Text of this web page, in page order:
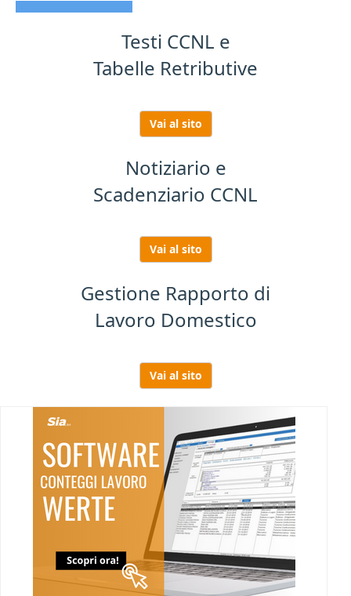
Testi CCNL e
Tabelle Retributive
Vai al sito
Notiziario e
Scadenziario CCNL
Vai al sito
Gestione Rapporto di
Lavoro Domestico
Vai al sito